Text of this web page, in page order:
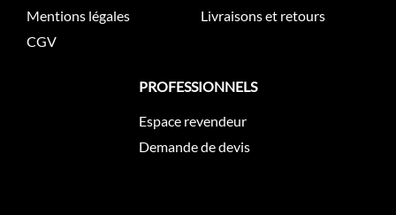
Mentions légales
CGV
Livraisons et retours
PROFESSIONNELS
Espace revendeur
Demande de devis